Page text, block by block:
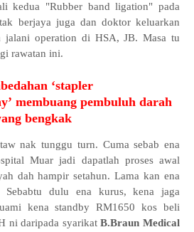
kedua "Rubber band ligation" pada
berjaya juga dan doktor keluarkan
jalani operation di HSA, JB. Masa tu
rawatan ini.
‘stapler
membuang pembuluh darah
bengkak
nak tunggu turn. Cuma sebab ena
Muar jadi dapatlah proses awal
dah hampir setahun. Lama kan ena
Sebabtu dulu ena kurus, kena jaga
kena standby RM1650 kos beli
ni daripada syarikatB.Braun Medical